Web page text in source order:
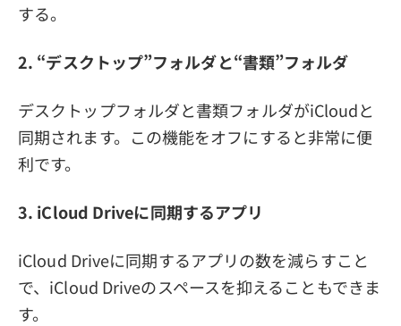
する。
2. “デスクトップ”フォルダと“書類”フォルダ
デスクトップフォルダと書類フォルダがiCloudと
同期されます。この機能をオフにすると非常に便
利です。
3. iCloud Driveに同期するアプリ
iCloud Driveに同期するアプリの数を減らすこと
で、iCloud Driveのスペースを抑えることもできま
す。